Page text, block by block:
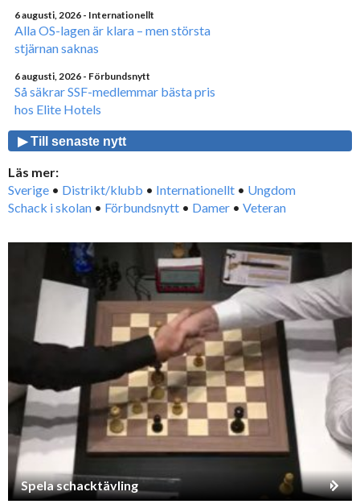
6 augusti, 2026 - Internationellt
Alla OS-lagen är klara – men största
stjärnan saknas
6 augusti, 2026 - Förbundsnytt
Så säkrar SSF-medlemmar bästa pris
hos Elite Hotels
▶ Till senaste nytt
Läs mer:
Sverige • Distrikt/klubb • Internationellt • Ungdom
Schack i skolan • Förbundsnytt • Damer • Veteran
Spela schacktävling